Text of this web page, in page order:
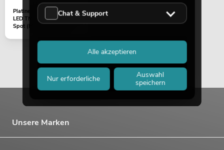
499,00€
Platine (Magnetsensor)
LED TMH-13 Moving-Head
Spot (HY-Hall 111119...
Unsere Marken
Chat & Support
Nur erforderliche
Auswahl
speichern
Alle akzeptieren